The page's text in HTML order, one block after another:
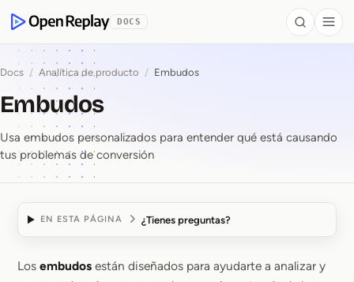
OpenReplay
DOCS Search
Docs / Analítica de producto / Embudos
Embudos
Usa embudos personalizados para entender qué está causando
tus problemas de conversión
EN ESTA PÁGINA ¿Tienes preguntas?
Los embudos están diseñados para ayudarte a analizar y